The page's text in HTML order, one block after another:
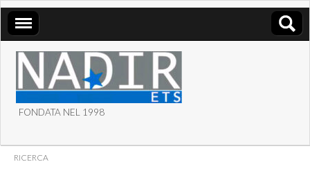
ASSOCIAZIONE NADIR
FONDATA NEL 1998
RICERCA